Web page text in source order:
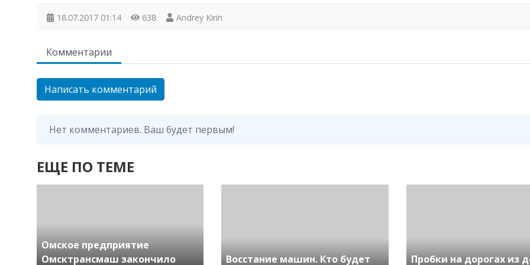
18.07.2017 01:14 638 Andrey Kirin
Комментарии
Написать комментарий
Нет комментариев. Ваш будет первым!
ЕЩЕ ПО ТЕМЕ
Омское предприятие
Омсктрансмаш закончило
Восстание машин. Кто будет Пробки на дорогах из